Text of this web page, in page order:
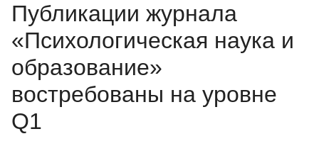
ПОДАТЬ РУКОПИСЬ
КЛЮЧЕВЫЕ СЛОВА
Регистрация
Публикации журнала
«Психологическая наука и
образование»
востребованы на уровне
Q1